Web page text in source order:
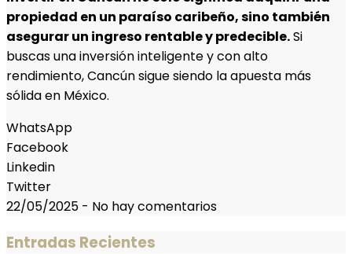
propiedad en un paraíso caribeño, sino también
asegurar un ingreso rentable y predecible.Si
buscas una inversión inteligente y con alto
rendimiento, Cancún sigue siendo la apuesta más
sólida en México.
WhatsApp
Facebook
Linkedin
Twitter
22/05/2025 - No hay comentarios
Entradas Recientes